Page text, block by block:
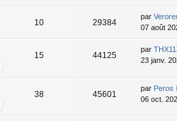
10 29384
par
07 août
15 44125
par
23 janv.
38 45601
par Peros
06 oct.